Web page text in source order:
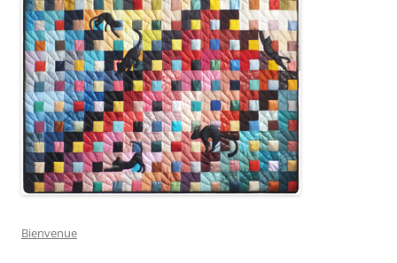
Bienvenue